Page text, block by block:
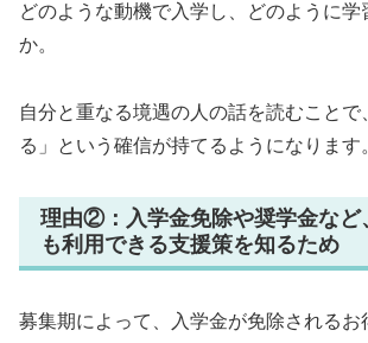
どのような動機で入学し、どのように学
か。
自分と重なる境遇の人の話を読むことで
る」という確信が持てるようになります
理由②：入学金免除や奨学金など
も利用できる支援策を知るため
募集期によって、入学金が免除されるお